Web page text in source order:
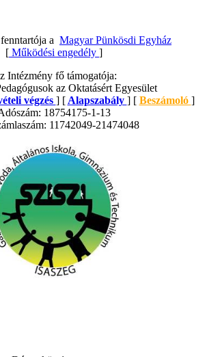
a Magyar Pünkösdi Egyház
[ Működési engedély ]
Intézmény fő támogatója:
az Oktatásért Egyesület
végzés ] [ Alapszabály ] [ Beszámoló ]
18754175-1-13
11742049-21474048